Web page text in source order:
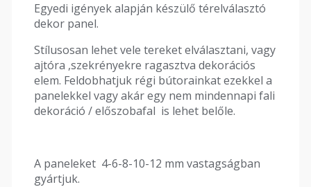
Egyedi igények alapján készülő térelválasztó
dekor panel.
Stílusosan lehet vele tereket elválasztani, vagy
ajtóra ,szekrényekre ragasztva dekorációs
elem. Feldobhatjuk régi bútorainkat ezekkel a
panelekkel vagy akár egy nem mindennapi fali
dekoráció / előszobafal is lehet belőle.
A paneleket 4-6-8-10-12 mm vastagságban
gyártjuk.